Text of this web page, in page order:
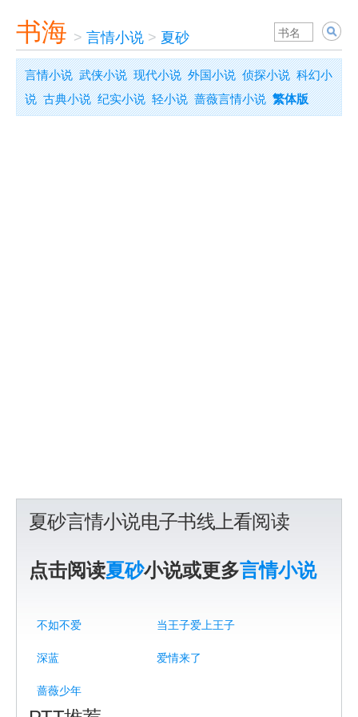
书海 > 言情小说 > 夏砂
言情小说 武侠小说 现代小说 外国小说 侦探小说 科幻小
说 古典小说 纪实小说 轻小说 蔷薇言情小说 繁体版
夏砂言情小说电子书线上看阅读
点击阅读夏砂小说或更多言情小说
不如不爱 当王子爱上王子
深蓝 爱情来了
蔷薇少年